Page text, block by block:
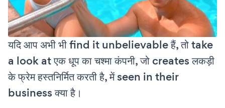
यदि आप अभी भी find it unbelievable हैं, तो take
a look at एक धूप का चश्मा कंपनी, जो creates लकड़ी
के फ्रेम हस्तनिर्मित करती है, में seen in their
business क्या है।